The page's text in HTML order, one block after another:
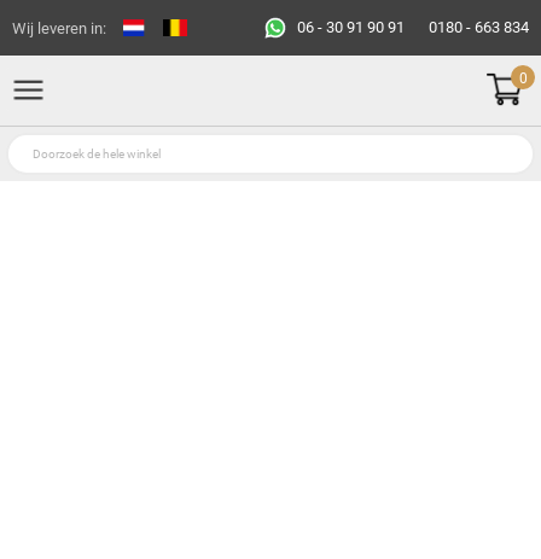
Wij leveren in: 06 - 30 91 90 91 0180 - 663 834
0